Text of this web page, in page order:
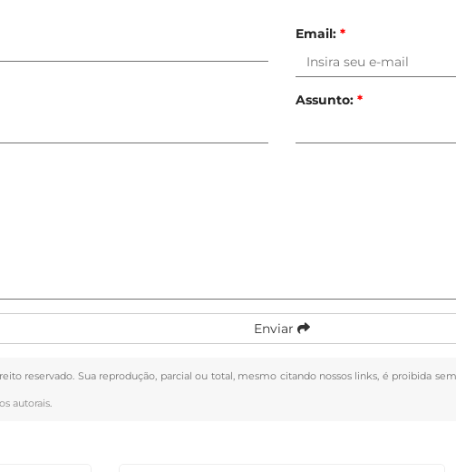
Email: *
Assunto: *
Enviar
reservado. Sua reprodução, parcial ou total, mesmo citando nossos links, é proibida
autorais.